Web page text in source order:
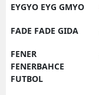
EYGYO EYG GMYO
FADE FADE GIDA
FENER
FENERBAHCE
FUTBOL